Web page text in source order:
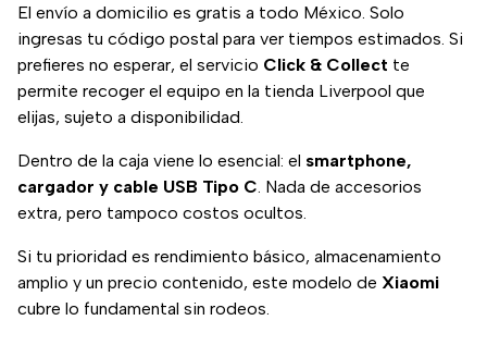
El envío a domicilio es gratis a todo México. Solo
ingresas tu código postal para ver tiempos estimados. Si
prefieres no esperar, el servicio Click & Collect te
permite recoger el equipo en la tienda Liverpool que
elijas, sujeto a disponibilidad.
Dentro de la caja viene lo esencial: el smartphone,
cargador y cable USB Tipo C . Nada de accesorios
extra, pero tampoco costos ocultos.
Si tu prioridad es rendimiento básico, almacenamiento
amplio y un precio contenido, este modelo de Xiaomi
cubre lo fundamental sin rodeos.